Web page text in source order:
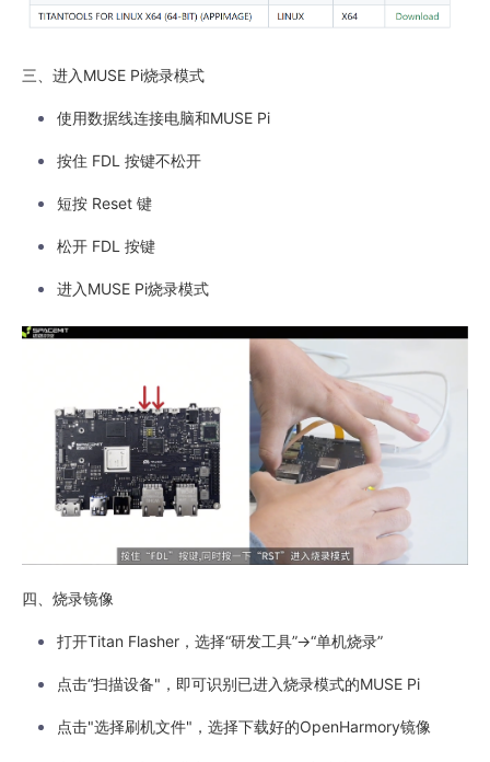
三、进入MUSE Pi烧录模式
使用数据线连接电脑和MUSE Pi
按住 FDL 按键不松开
短按 Reset 键
松开 FDL 按键
进入MUSE Pi烧录模式
四、烧录镜像
打开Titan Flasher，选择“研发工具”->“单机烧录”
点击“扫描设备"，即可识别已进入烧录模式的MUSE Pi
点击"选择刷机文件"，选择下载好的OpenHarmory镜像